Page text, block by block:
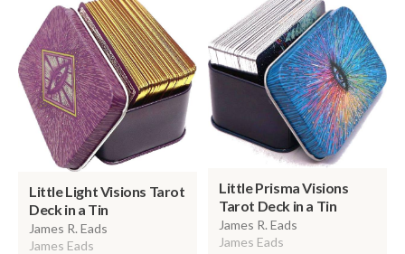
Little Light Visions Tarot
Deck in a Tin
James R. Eads
James Eads
Little Prisma Visions
Tarot Deck in a Tin
James R. Eads
James Eads